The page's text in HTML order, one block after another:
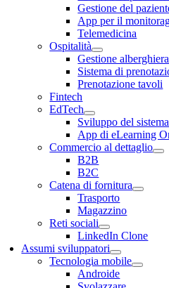
Gestione del
App per il
Telemedicina
Ospitalità
Gestione alberghiera
Sistema di
Prenotazione tavoli
Fintech
EdTech
Sviluppo del
App di eLearning
Commercio al dettaglio
B2B
B2C
Catena di fornitura
Trasporto
Magazzino
Reti sociali
LinkedIn Clone
Assumi sviluppatori
Tecnologia mobile
Androide